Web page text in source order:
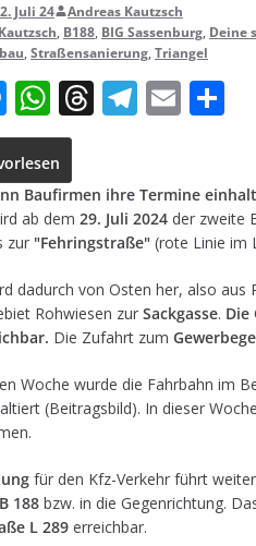
Juli 24
Andreas Kautzsch
, B188, BIG Sassenburg, Deine
, Straßensanierung, Triangel
M
e
ss
e
n
g
e
r
W
h
a
ts
A
p
p
T
e
a
s
T
g
r
a
m
E
l n
Bau­fir­men ihre Ter­mine
ab dem 29. Juli 2024 der zweite
zur "Feh­ring­straße" (rote Linie im
dadurch von Osten her, also aus
Roh­wie­sen zur Sack­gasse. Die
Die Zufahrt zum
Woche wurde die Fahr­bahn im
(Bei­trags­bild). In die­ser
für den Kfz-Ver­kehr führt
B 188 bzw. in die Gegen­rich­tung.
L 289 erreichbar.